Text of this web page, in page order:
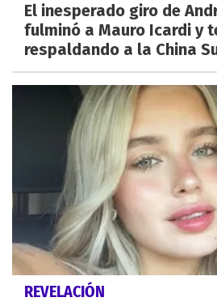
El inesperado giro de
fulminó a Mauro Icardi y
respaldando a la China
REVELACIÓN